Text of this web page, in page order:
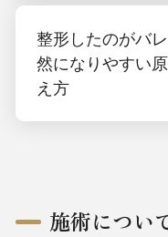
整形したのがバ
然になりやすい
え方
施術につい